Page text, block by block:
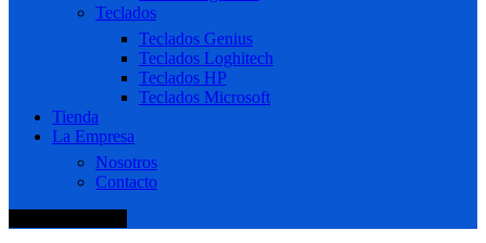
Teclados
Teclados Genius
Teclados Loghitech
Teclados HP
Teclados Microsoft
Tienda
La Empresa
Nosotros
Contacto